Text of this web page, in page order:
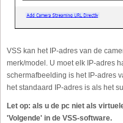
VSS kan het IP-adres van de
merk/model. U moet elk IP-adres
schermafbeelding is het IP-adres
het standaard IP-adres is als het
Let op: als u de pc niet als
'Volgende' in de VSS-software.